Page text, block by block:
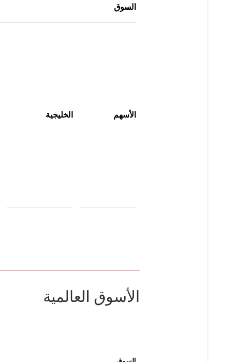
السوق
الأسهم الخليجية
الأسوق العالمية